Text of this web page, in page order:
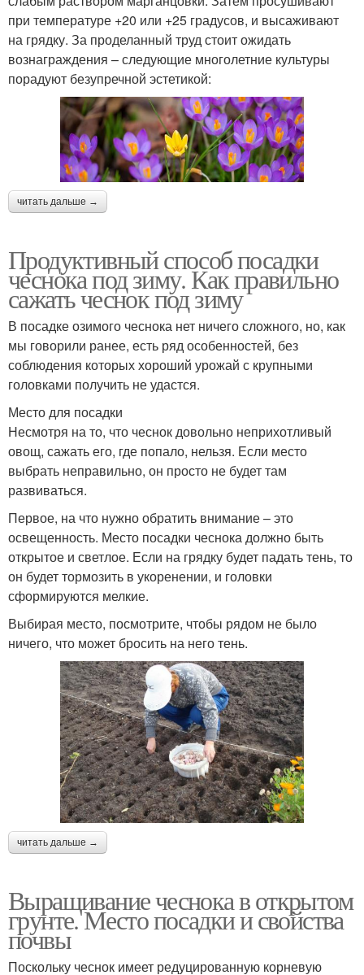
при температуре +20 или +25 градусов, и высаживают
на грядку. За проделанный труд стоит ожидать
вознаграждения – следующие многолетние культуры
порадуют безупречной эстетикой:
читать дальше →
Продуктивный способ посадки
чеснока под зиму. Как правильно
сажать чеснок под зиму
В посадке озимого чеснока нет ничего сложного, но, как
мы говорили ранее, есть ряд особенностей, без
соблюдения которых хороший урожай с крупными
головками получить не удастся.
Место для посадки
Несмотря на то, что чеснок довольно неприхотливый
овощ, сажать его, где попало, нельзя. Если место
выбрать неправильно, он просто не будет там
развиваться.
Первое, на что нужно обратить внимание – это
освещенность. Место посадки чеснока должно быть
открытое и светлое. Если на грядку будет падать тень, то
он будет тормозить в укоренении, и головки
сформируются мелкие.
Выбирая место, посмотрите, чтобы рядом не было
ничего, что может бросить на него тень.
читать дальше →
Выращивание чеснока в открытом
грунте. Место посадки и свойства
почвы
Поскольку чеснок имеет редуцированную корневую